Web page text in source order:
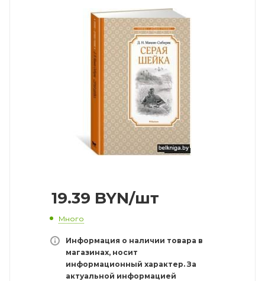
19.39 BYN/шт
Много
Информация о наличии товара в
магазинах, носит
информационный характер. За
актуальной информацией